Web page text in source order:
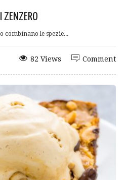
ZENZERO
combinano le spezie...
Comment
82 Views